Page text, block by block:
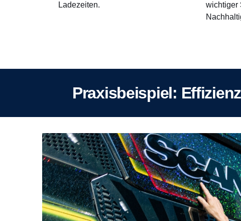
Ladezeiten.
wichtiger
Praxisbeispiel: